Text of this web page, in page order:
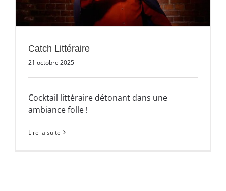
Catch Littéraire
21 octobre 2025
Cocktail littéraire détonant dans une
ambiance folle !
Lire la suite